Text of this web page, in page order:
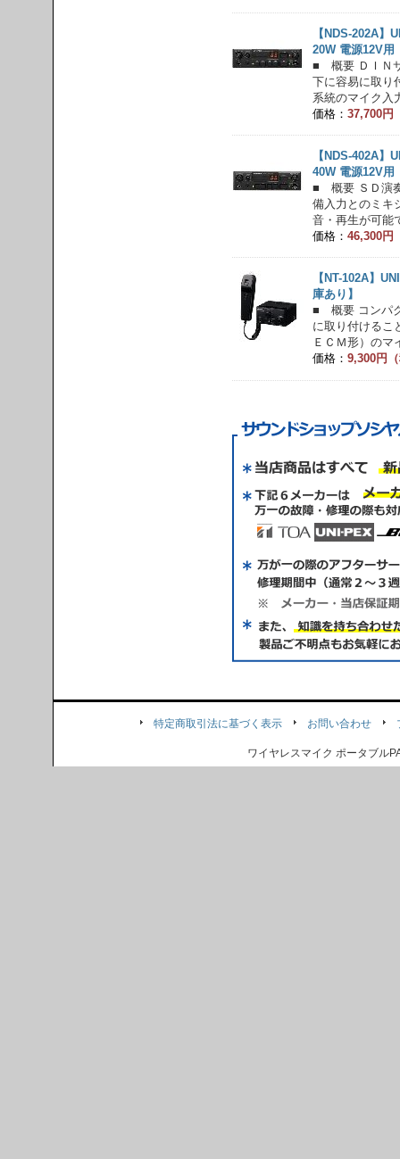
【NDS-202A】
20W 電源12V用
■ 概要 ＤＩＮ
下に容易に取り
系統のマイク入
価格： 37,700円
【NDS-402A】
40W 電源12V用
■ 概要 ＳＤ演
備入力とのミキ
音・再生が可能
価格： 46,300円
【NT-102A】
庫あり】
■ 概要 コンパ
に取り付けるこ
ＥＣＭ形）のマ
価格： 9,300円
特定商取引法に基づく表示 お問い合わせ
ワイヤレスマイク ポータブル